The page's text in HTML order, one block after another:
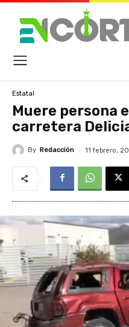
Estatal
Muere persona
carretera
By Redacción 11 febrero,